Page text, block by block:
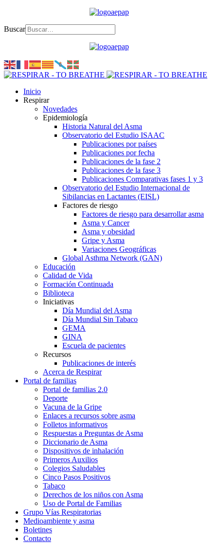
Buscar
Inicio
Respirar
Novedades
Epidemiología
Historia Natural del Asma
Observatorio del Estudio ISAAC
Publicaciones por países
Publicaciones por fecha
Publicaciones de la fase 2
Publicaciones de la fase 3
Publicaciones Comparativas fases 1 y 3
Observatorio del Estudio Internacional de
Sibilancias en Lactantes (EISL)
Factores de riesgo
Factores de riesgo para desarrollar asma
Asma y Cancer
Asma y obesidad
Gripe y Asma
Variaciones Geográficas
Global Asthma Network (GAN)
Educación
Calidad de Vida
Formación Continuada
Biblioteca
Iniciativas
Día Mundial del Asma
Día Mundial Sin Tabaco
GEMA
GINA
Escuela de pacientes
Recursos
Publicaciones de interés
Acerca de Respirar
Portal de familias
Portal de familias 2.0
Deporte
Vacuna de la Gripe
Enlaces a recursos sobre asma
Folletos informativos
Respuestas a Preguntas de Asma
Diccionario de Asma
Dispositivos de inhalación
Primeros Auxilios
Colegios Saludables
Cinco Pasos Positivos
Tabaco
Derechos de los niños con Asma
Uso de Portal de Familias
Grupo Vías Respiratorias
Medioambiente y asma
Boletines
Contacto